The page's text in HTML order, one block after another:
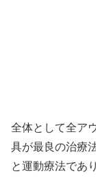
全体として全ア
具が最良の治療
と運動療法であ